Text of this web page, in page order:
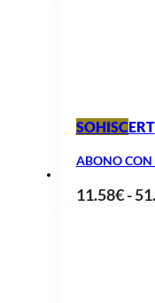
SOHISCERT
ABONO CON
11.58€ -